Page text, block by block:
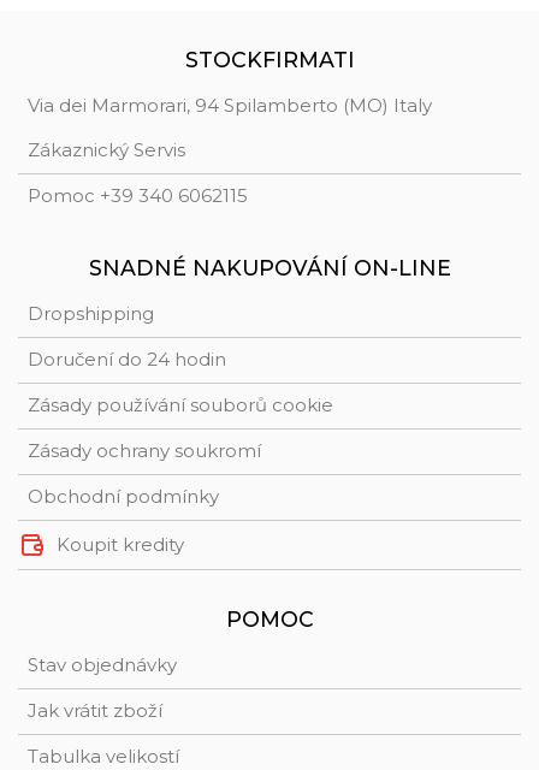
STOCKFIRMATI
Via dei Marmorari, 94 Spilamberto (MO) Italy
Zákaznický Servis
Pomoc +39 340 6062115
SNADNÉ NAKUPOVÁNÍ ON-LINE
Dropshipping
Doručení do 24 hodin
Zásady používání souborů cookie
Zásady ochrany soukromí
Obchodní podmínky
Koupit kredity
POMOC
Stav objednávky
Jak vrátit zboží
Tabulka velikostí